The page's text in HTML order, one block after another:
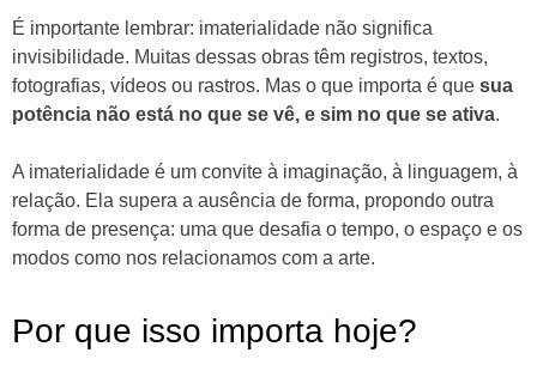
É importante lembrar: imaterialidade não significa
invisibilidade. Muitas dessas obras têm registros, textos,
fotografias, vídeos ou rastros. Mas o que importa é que sua
potência não está no que se vê, e sim no que se ativa.
A imaterialidade é um convite à imaginação, à linguagem, à
relação. Ela supera a ausência de forma, propondo outra
forma de presença: uma que desafia o tempo, o espaço e os
modos como nos relacionamos com a arte.
Por que isso importa hoje?